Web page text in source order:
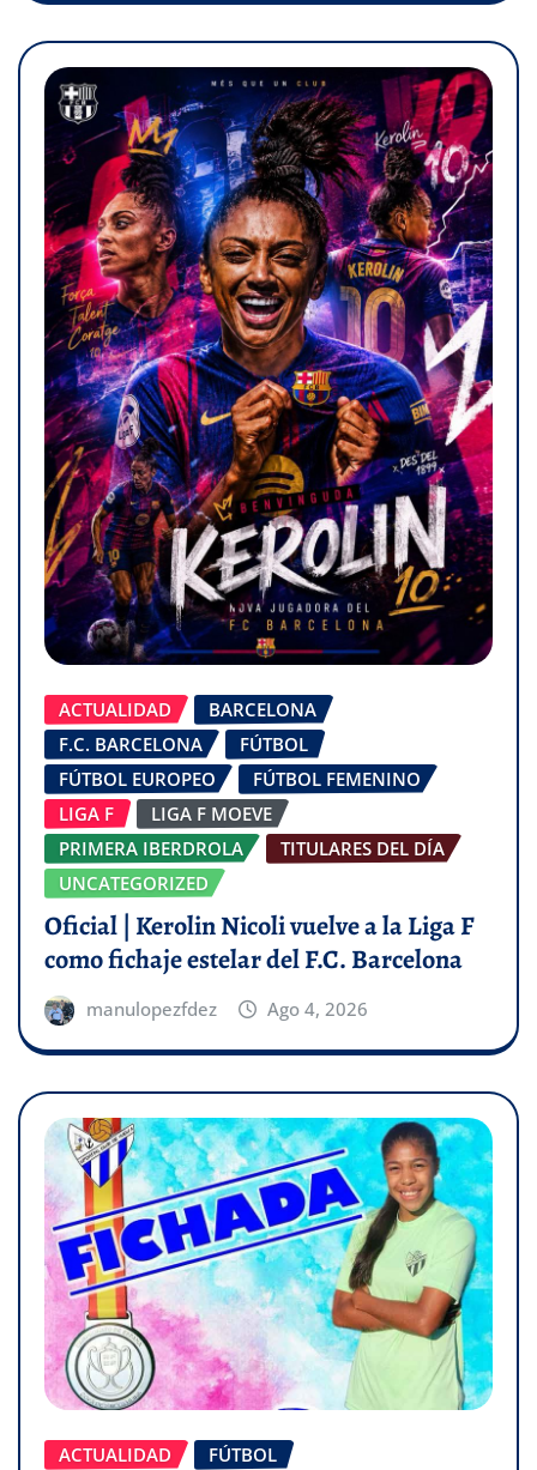
ACTUALIDAD
BARCELONA
F.C. BARCELONA
FÚTBOL
FÚTBOL EUROPEO
FÚTBOL FEMENINO
LIGA F
LIGA F MOEVE
PRIMERA IBERDROLA
TITULARES DEL DÍA
UNCATEGORIZED
Oficial | Kerolin Nicoli vuelve a la Liga F
como fichaje estelar del F.C. Barcelona
manulopezfdez Ago 4, 2026
ACTUALIDAD
FÚTBOL